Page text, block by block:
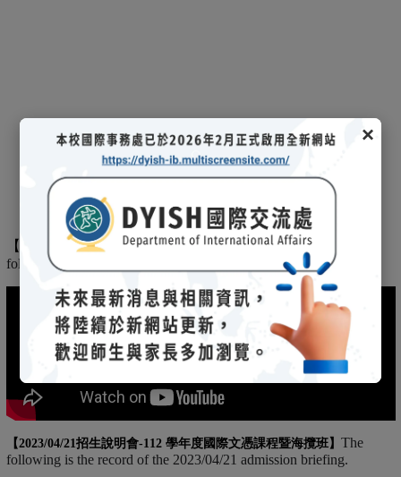
×
(另開新視窗)
【 2025/03/08招生說明會-114 學年度國際文憑課程暨海攬班
following is the record of the 2025/03/08 admission briefing.
【2023/04/21招生說明會-112 學年度國際文憑課程暨海攬班】 The
following is the record of the 2023/04/21 admission briefing.